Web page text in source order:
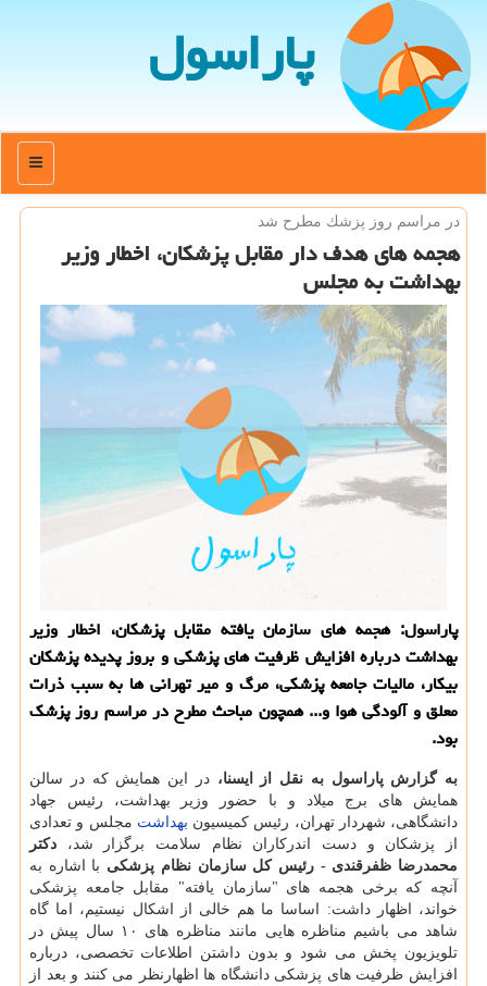
پاراسول
منو
در مراسم روز پزشك مطرح شد
هجمه های هدف دار مقابل پزشكان، اخطار وزیر
بهداشت به مجلس
پاراسول: هجمه های سازمان یافته مقابل پزشكان، اخطار وزیر
بهداشت درباره افزایش ظرفیت های پزشكی و بروز پدیده پزشكان
بیكار، مالیات جامعه پزشكی، مرگ و میر تهرانی ها به سبب ذرات
معلق و آلودگی هوا و... همچون مباحث مطرح در مراسم روز پزشك
بود.
به گزارش پاراسول به نقل از ایسنا،در این همایش كه در سالن
همایش های برج میلاد و با حضور وزیر بهداشت، رئیس جهاد
دانشگاهی، شهردار تهران، رئیس كمیسیون بهداشت مجلس و تعدادی
از پزشكان و دست اندركاران نظام سلامت برگزار شد، دكتر
محمدرضا ظفرقندی - رئیس كل سازمان نظام پزشكی با اشاره به
آنچه كه برخی هجمه های "سازمان یافته" مقابل جامعه پزشكی
خواند، اظهار داشت: اساسا ما هم خالی از اشكال نیستیم، اما گاه
شاهد می باشیم مناظره هایی مانند مناظره های ۱۰ سال پیش در
تلویزیون پخش می شود و بدون داشتن اطلاعات تخصصی، درباره
افزایش ظرفیت های پزشكی دانشگاه ها اظهارنظر می كنند و بعد از